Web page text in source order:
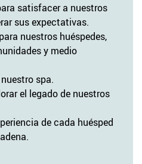
satisfacer a nuestros
sus expectativas.
nuestros huéspedes,
y medio
spa.
el legado de nuestros
de cada huésped